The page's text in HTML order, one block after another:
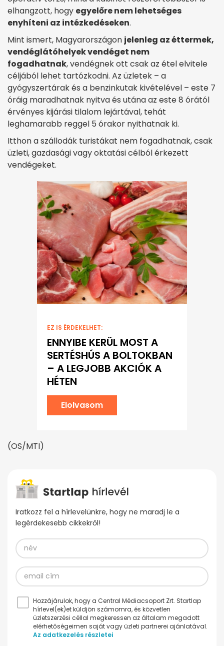
elhangzott, hogy egyelőre nem lehetséges
enyhíteni az intézkedéseken.
Mint ismert, Magyarországon jelenleg az éttermek,
vendéglátóhelyek vendéget nem
fogadhatnak, vendégnek ott csak az étel elvitele
céljából lehet tartózkodni. Az üzletek – a
gyógyszertárak és a benzinkutak kivételével – este 7
óráig maradhatnak nyitva és utána az este 8 órától
érvényes kijárási tilalom lejártával, tehát
leghamarabb reggel 5 órakor nyithatnak ki.
Itthon a szállodák turistákat nem fogadhatnak, csak
üzleti, gazdasági vagy oktatási célból érkezett
vendégeket.
EZ IS ÉRDEKELHET:
ENNYIBE KERÜL MOST A
SERTÉSHÚS A BOLTOKBAN
– A LEGJOBB AKCIÓK A
HÉTEN
Elolvasom
(OS/MTI)
Iratkozz fel a hírlevelünkre, hogy ne maradj le a
legérdekesebb cikkekről!
Hozzájárulok, hogy a Central Médiacsoport Zrt. Startlap
hírlevel(ek)et küldjön számomra, és közvetlen
üzletszerzési céllal megkeressen az általam megadott
elérhetőségeimen saját vagy üzleti partnerei ajánlatával.
Az adatkezelés részletei